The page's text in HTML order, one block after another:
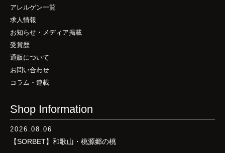
アレルゲン一覧
求人情報
お知らせ・メディア掲載
受賞歴
通販について
お問い合わせ
コラム・連載
Shop Information
2026.08.06
【SORBET】和歌山・桃源郷の桃